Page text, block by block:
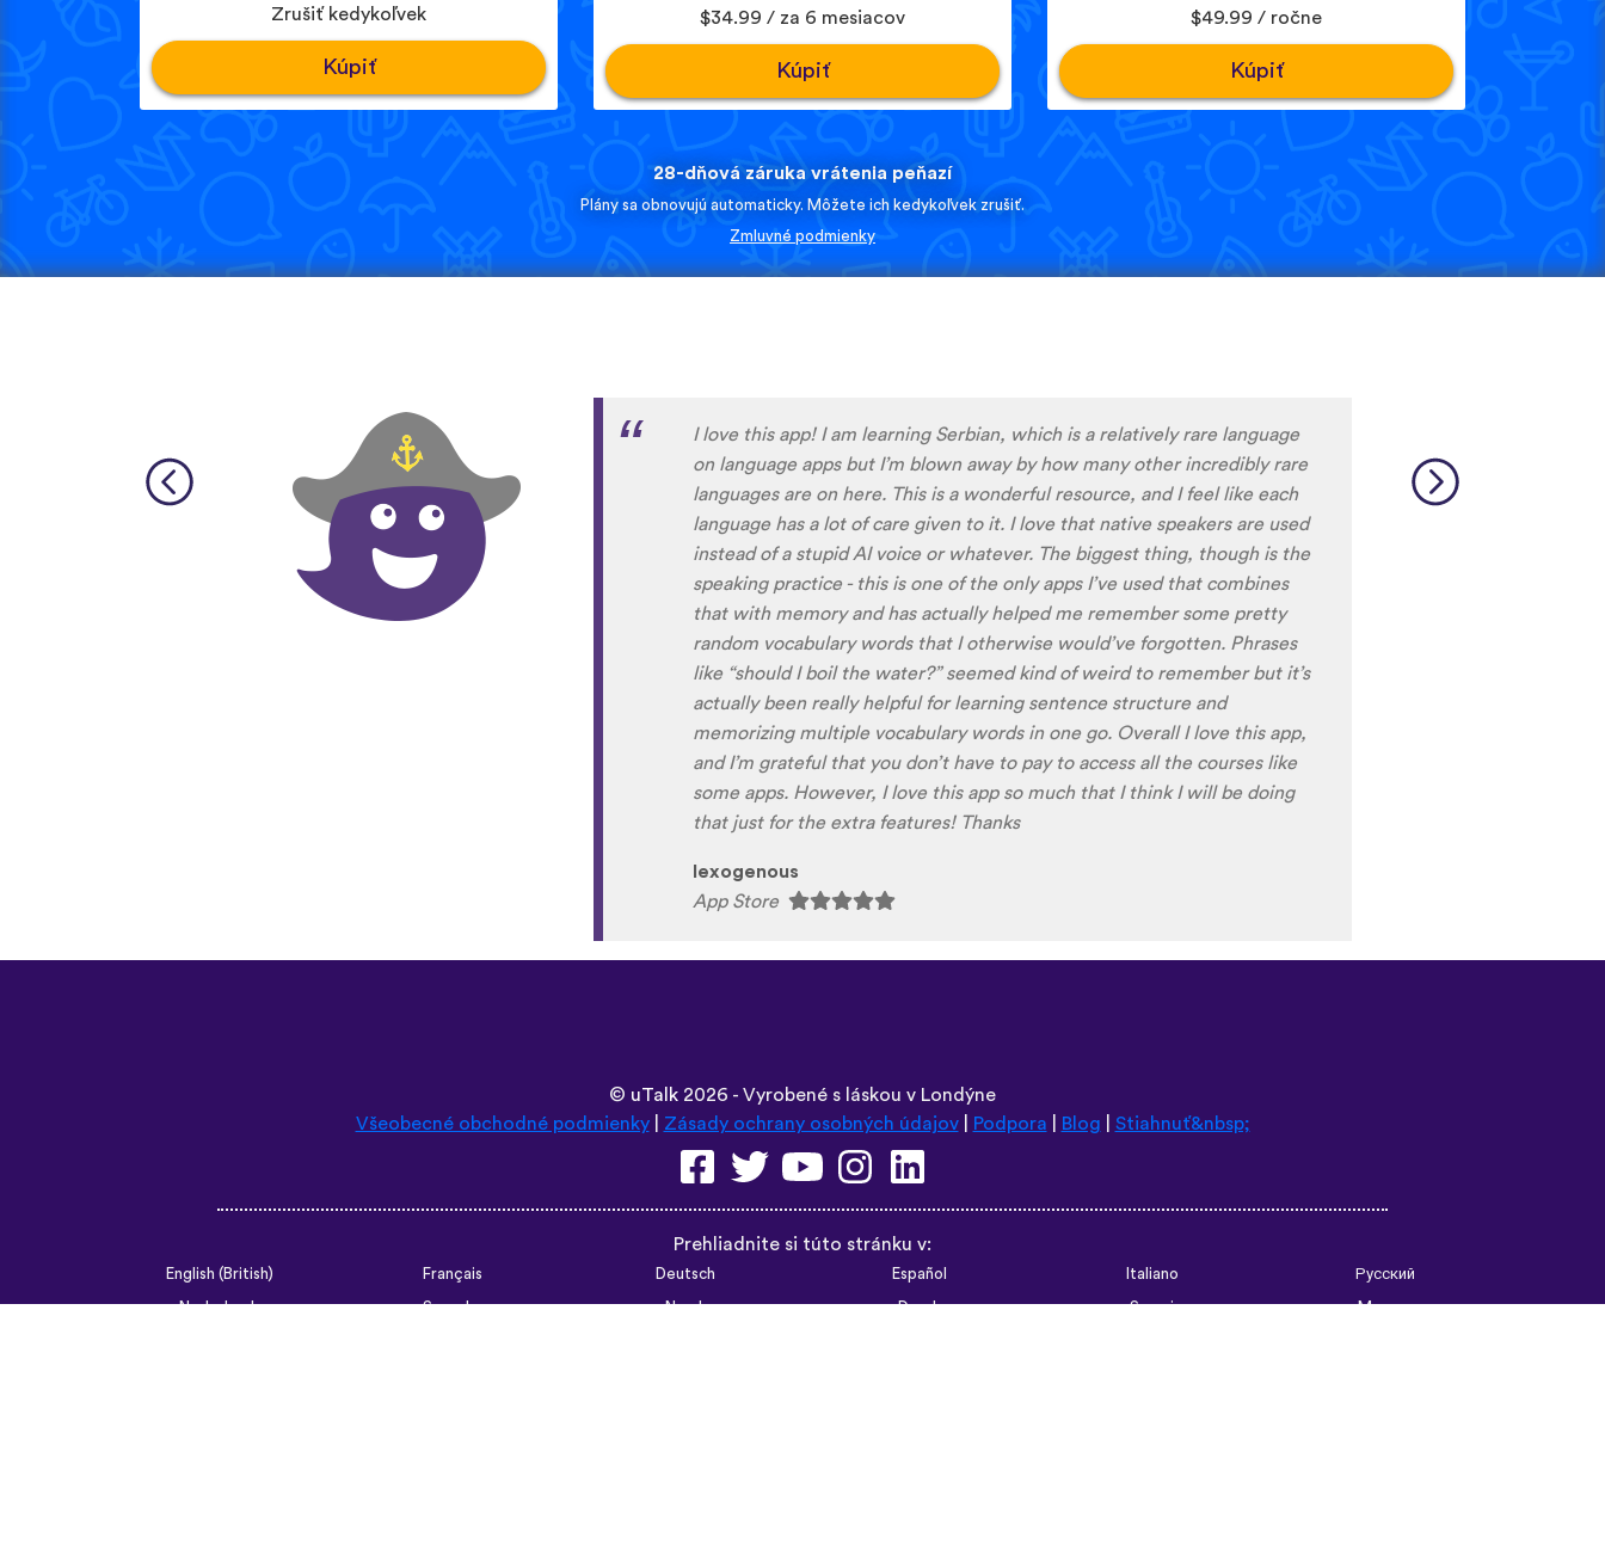
Zrušiť kedykoľvek
Kúpiť
$34.99 / za 6 mesiacov
Kúpiť
$49.99 / ročne
Kúpiť
28-dňová záruka vrátenia peňazí
Plány sa obnovujú automaticky. Môžete ich kedykoľvek zrušiť.
Zmluvné podmienky
Although I only downloaded the app today, I'm liking what I have seen, so
far. I have been playing around with it to try to learn the format and how
to navigate around the app and have found it to be really user friendly.
When listening to the fluent speakers' pronunciation, I really liked that
the phrase was spoken by both male and female speakers, as I
sometimes struggle with hearing/understanding low register voices.
Although it can be a little disconcerting hearing the recordings of your
own voice (nobody likes the sound of their own voice), it is really helpful
to hear it played back-to-back with the fluent pronunciation for
comparison and self critique. I think I'm going to have fun with this app
and look forward to learning a little (or a lot) of Turkish before my holiday
next summer.
Delilah64
Prehliadnite si túto stránku v:
English (British) Français Deutsch Español Italiano
Русский
Norsk Dansk
Ελληνικά
Türkçe עברית 中文 日本語
Čeština